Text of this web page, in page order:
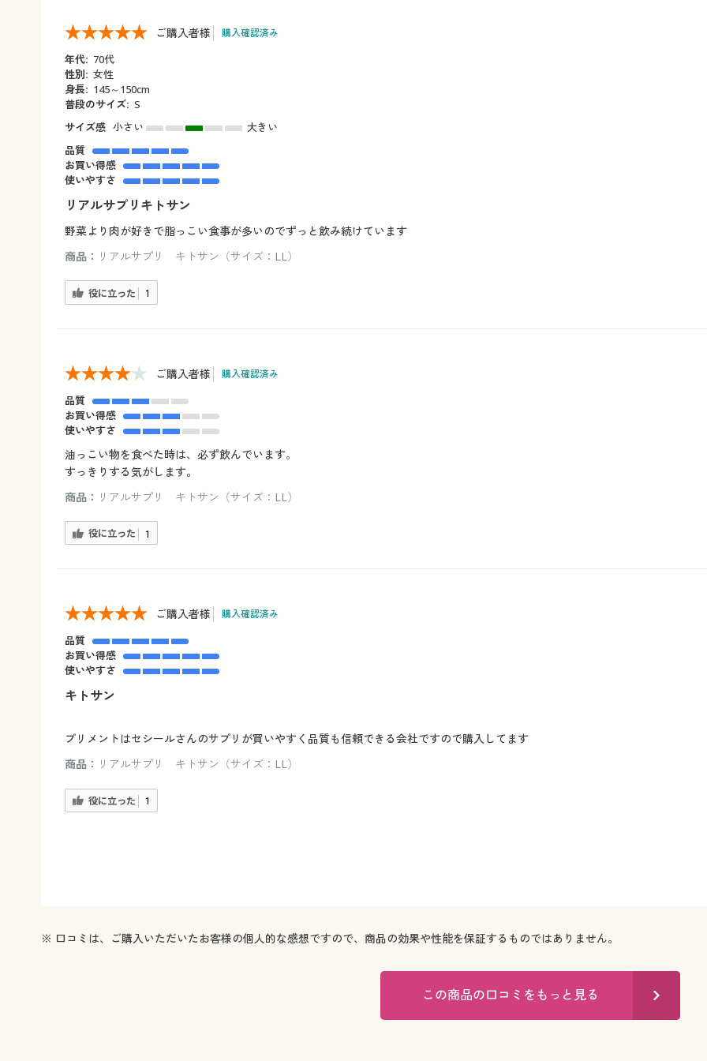
ご購入者様 購入確認済み
年代: 70代
性別: 女性
身長: 145～150cm
普段のサイズ: S
サイズ感 小さい
大きい
品質
お買い得感
使いやすさ
リアルサプリキトサン
野菜より肉が好きで脂っこい食事が多いのでずっと飲み続けています
商品： リアルサプリ キトサン（サイズ：LL）
役に立った 1
ご購入者様 購入確認済み
品質
お買い得感
使いやすさ
油っこい物を食べた時は、必ず飲んでいます。
すっきりする気がします。
商品： リアルサプリ キトサン（サイズ：LL）
役に立った 1
ご購入者様 購入確認済み
品質
お買い得感
使いやすさ
キトサン
プリメントはセシールさんのサプリが買いやすく品質も信頼できる会社ですので購入してます
商品： リアルサプリ キトサン（サイズ：LL）
役に立った 1
※ 口コミは、ご購入いただいたお客様の個人的な感想ですので、商品の効果や性能を保証するものではありません。
この商品の口コミをもっと見る